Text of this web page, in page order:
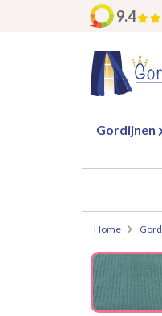
9.4
Gordijnen
Home